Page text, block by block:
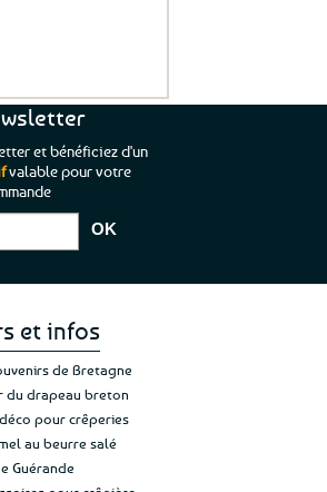
agréable et tout aussi rassurant
constater qu’il n’y a pas de petite
mais un client à satisfaire.”
et bénéficiez d'un
valable pour votre
et infos
de Bretagne
du drapeau breton
pour crêperies
au beurre salé
Guérande